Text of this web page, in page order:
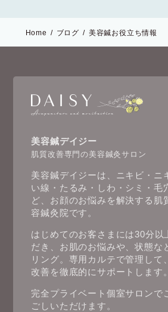
Home ブログ 美容鍼お役立ち情報
美容鍼デイジー
肌質改善専門の美容鍼灸サロン
美容鍼デイジーは、ニキビ・ニ
い線・たるみ・しわ・シミ・毛
ど、お顔のお悩みを解決する肌
容鍼灸院です。
はじめてのお客さまには30分以
だき、お肌のお悩みや、状態な
リング。専用カルテで管理して
改善を徹底的にサポートします。
完全プライベート個室サロンで
ごしいただけます。